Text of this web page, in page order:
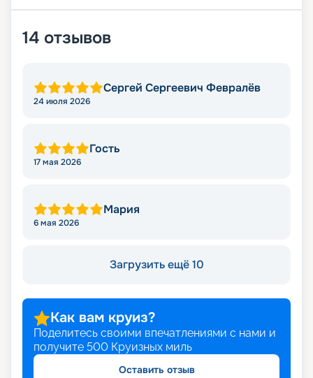
14 отзывов
Сергей Сергеевич Февралёв
24 июля 2026
Гость
17 мая 2026
Мария
6 мая 2026
Загрузить ещё 10
Как вам круиз?
Поделитесь своими впечатлениями с нами и
получите 500 Круизных миль
Оставить отзыв